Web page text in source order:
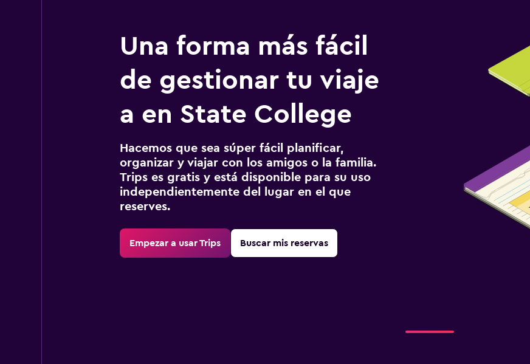
Una forma más fácil
de gestionar tu viaje
a en State College
Hacemos que sea súper fácil planificar,
organizar y viajar con los amigos o la familia.
Trips es gratis y está disponible para su uso
independientemente del lugar en el que
reserves.
Empezar a usar Trips Buscar mis reservas